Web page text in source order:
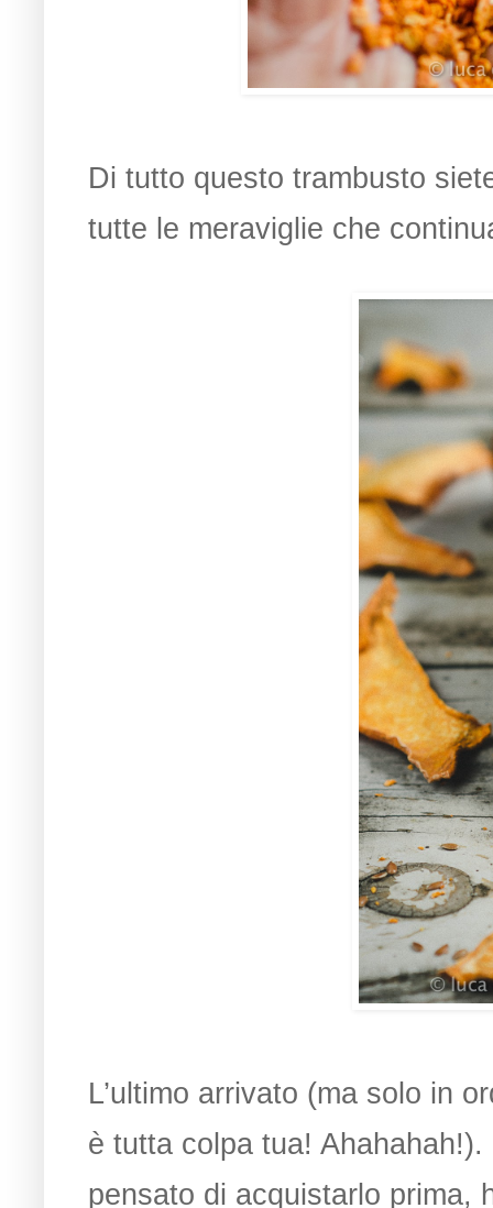
Di tutto questo trambusto
tutte le meraviglie che
L’ultimo arrivato (ma solo in
è tutta colpa tua!
pensato di acquistarlo prima,